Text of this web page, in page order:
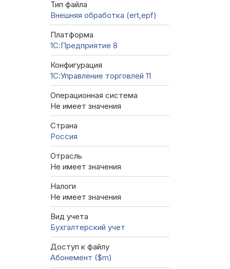
Тип файла
Внешняя обработка (ert,epf)
Платформа
1С:Предприятие 8
Конфигурация
1С:Управление торговлей 11
Операционная система
Не имеет значения
Страна
Россия
Отрасль
Не имеет значения
Налоги
Не имеет значения
Вид учета
Бухгалтерский учет
Доступ к файлу
Абонемент ($m)